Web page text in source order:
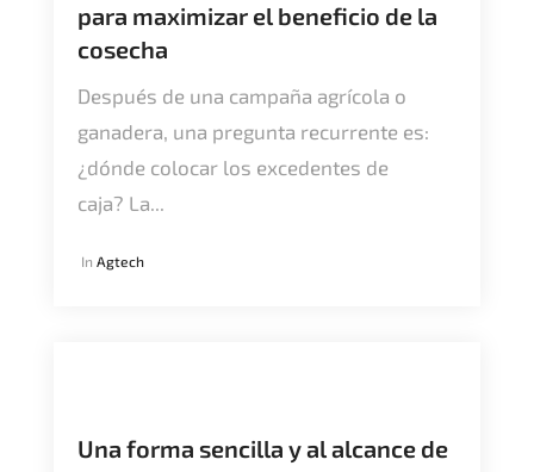
para maximizar el beneficio de la
cosecha
Después de una campaña agrícola o
ganadera, una pregunta recurrente es:
¿dónde colocar los excedentes de
caja? La...
In Agtech
Una forma sencilla y al alcance de